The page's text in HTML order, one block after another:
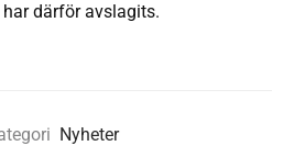
därför avslagits.
Nyheter